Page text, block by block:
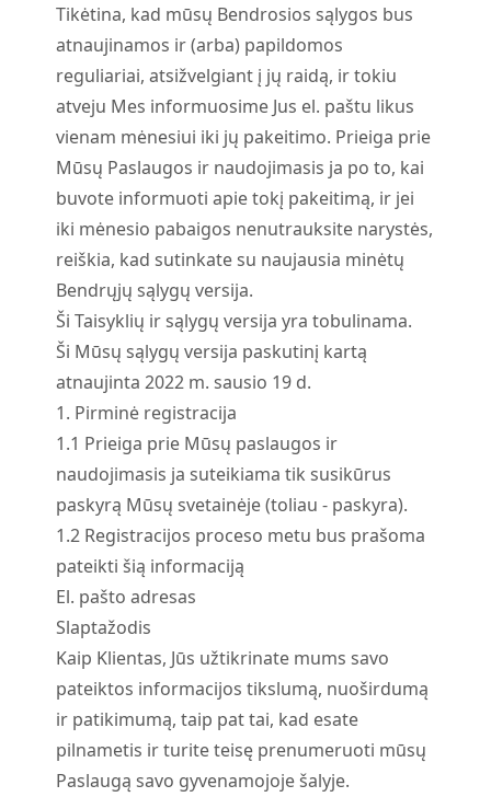
Tikėtina, kad mūsų Bendrosios sąlygos bus
atnaujinamos ir (arba) papildomos
reguliariai, atsižvelgiant į jų raidą, ir tokiu
atveju Mes informuosime Jus el. paštu likus
vienam mėnesiui iki jų pakeitimo. Prieiga prie
Mūsų Paslaugos ir naudojimasis ja po to, kai
buvote informuoti apie tokį pakeitimą, ir jei
iki mėnesio pabaigos nenutrauksite narystės,
reiškia, kad sutinkate su naujausia minėtų
Bendrųjų sąlygų versija.
Ši Taisyklių ir sąlygų versija yra tobulinama.
Ši Mūsų sąlygų versija paskutinį kartą
atnaujinta 2022 m. sausio 19 d.
1. Pirminė registracija
1.1 Prieiga prie Mūsų paslaugos ir
naudojimasis ja suteikiama tik susikūrus
paskyrą Mūsų svetainėje (toliau - paskyra).
1.2Registracijos proceso metu bus prašoma
pateikti šią informaciją
El. pašto adresas
Slaptažodis
Kaip Klientas, Jūs užtikrinate mums savo
pateiktos informacijos tikslumą, nuoširdumą
ir patikimumą, taip pat tai, kad esate
pilnametis ir turite teisę prenumeruoti mūsų
Paslaugą savo gyvenamojoje šalyje.